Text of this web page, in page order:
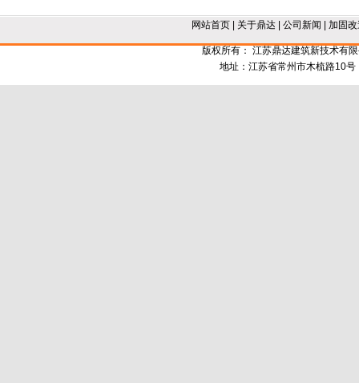
网站首页| 关于鼎达| 公司新闻 加固改
版权所有： 江苏鼎达建筑新技术有
地址：江苏省常州市木梳路